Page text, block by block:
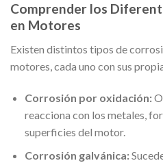
Comprender los
en Motores
Existen distintos tipos de
motores, cada uno con sus
Corrosión por oxidación:
reacciona con los metales,
superficies del motor.
Corrosión galvánica: